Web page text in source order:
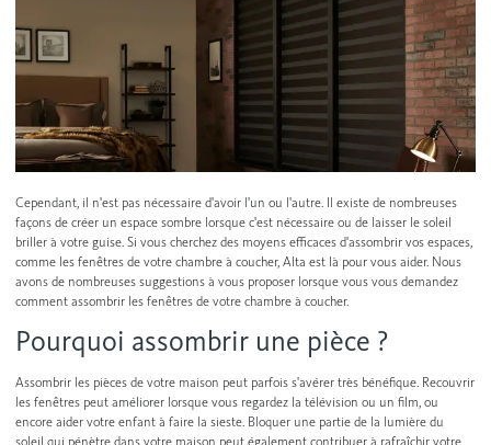
Persiennes sur mesure
Voir tous les produits
Cependant, il n'est pas nécessaire d'avoir l'un ou l'autre. Il existe de nombreuses
façons de créer un espace sombre lorsque c'est nécessaire ou de laisser le soleil
briller à votre guise. Si vous cherchez des moyens efficaces d'assombrir vos espaces,
comme les fenêtres de votre chambre à coucher, Alta est là pour vous aider. Nous
avons de nombreuses suggestions à vous proposer lorsque vous vous demandez
comment assombrir les fenêtres de votre chambre à coucher.
Pourquoi assombrir une pièce ?
Assombrir les pièces de votre maison peut parfois s'avérer très bénéfique. Recouvrir
les fenêtres peut améliorer lorsque vous regardez la télévision ou un film, ou
encore aider votre enfant à faire la sieste. Bloquer une partie de la lumière du
soleil qui pénètre dans votre maison peut également contribuer à rafraîchir votre